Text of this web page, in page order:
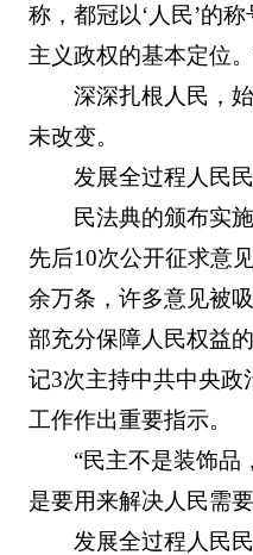
称，都冠以‘人民’的
主义政权的基本定位
深深扎根人民，
未改变。
发展全过程人民
民法典的颁布实
先后10次公开征求意
余万条，许多意见被
部充分保障人民权益
记3次主持中共中央政
工作作出重要指示。
“民主不是装饰品
是要用来解决人民需
发展全过程人民